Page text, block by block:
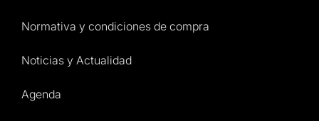
Normativa y condiciones de compra
Noticias y Actualidad
Agenda